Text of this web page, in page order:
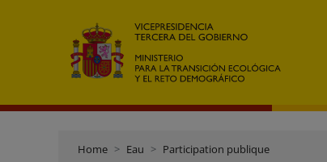
Home Eau Participation publique